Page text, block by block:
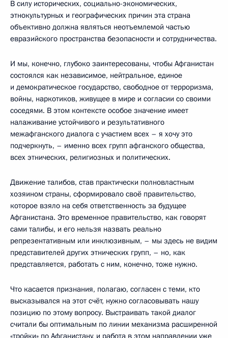
В силу исторических, социально-экономических,
этнокультурных и географических причин эта страна
объективно должна являться неотъемлемой частью
евразийского пространства безопасности и сотрудничества.
И мы, конечно, глубоко заинтересованы, чтобы Афганистан
состоялся как независимое, нейтральное, единое
и демократическое государство, свободное от терроризма,
войны, наркотиков, живущее в мире и согласии со своими
соседями. В этом контексте особое значение имеет
налаживание устойчивого и результативного
межафганского диалога с участием всех – я хочу это
подчеркнуть, – именно всех групп афганского общества,
всех этнических, религиозных и политических.
Движение талибов, став практически полновластным
хозяином страны, сформировало своё правительство,
которое взяло на себя ответственность за будущее
Афганистана. Это временное правительство, как говорят
сами талибы, и его нельзя назвать реально
репрезентативным или инклюзивным, – мы здесь не видим
представителей других этнических групп, – но, как
представляется, работать с ним, конечно, тоже нужно.
Что касается признания, полагаю, согласен с теми, кто
высказывался на этот счёт, нужно согласовывать нашу
позицию по этому вопросу. Выстраивать такой диалог
считали бы оптимальным по линии механизма расширенной
«тройки» по Афганистану, и работа в этом направлении уже